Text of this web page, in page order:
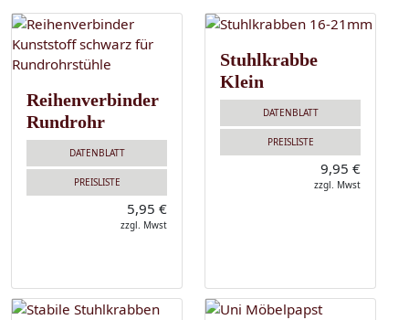
Reihenverbinder
Rundrohr
DATENBLATT
PREISLISTE
5,95 €
zzgl. Mwst
Stuhlkrabbe
Klein
DATENBLATT
PREISLISTE
9,95 €
zzgl. Mwst